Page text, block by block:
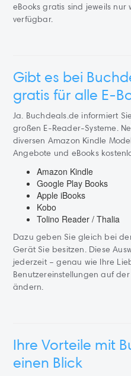
eBooks gratis sind jeweils
verfügbar.
Gibt es bei
gratis für alle E-
Ja. Buchdeals.de informiert
großen E-Reader-Systeme.
diversen Amazon Kindle
Angebote und eBooks
Amazon Kindle
Google Play Books
Apple iBooks
Kobo
Tolino Reader / Thalia
Dazu geben Sie gleich bei
Gerät Sie besitzen. Diese
jederzeit – genau wie Ihre
Benutzereinstellungen auf
ändern.
Ihre Vorteile mit
einen Blick